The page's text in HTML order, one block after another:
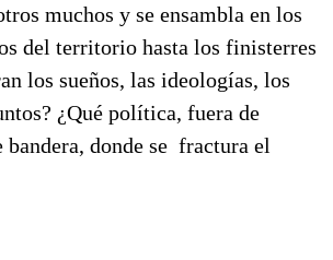
muchos y se ensambla en los
del territorio hasta los finisterres
los sueños, las ideologías, los
¿Qué política, fuera de
bandera, donde se fractura el